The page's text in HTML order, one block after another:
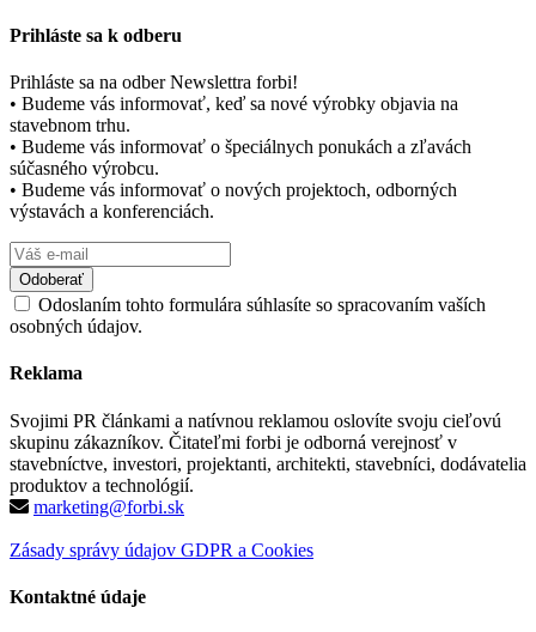
Prihláste sa k odberu
Prihláste sa na odber Newslettra forbi!
• Budeme vás informovať, keď sa nové výrobky objavia na
stavebnom trhu.
• Budeme vás informovať o špeciálnych ponukách a zľavách
súčasného výrobcu.
• Budeme vás informovať o nových projektoch, odborných
výstavách a konferenciách.
Odoslaním tohto formulára súhlasíte so spracovaním vaších
osobných údajov.
Reklama
Svojimi PR článkami a natívnou reklamou oslovíte svoju cieľovú
skupinu zákazníkov. Čitateľmi forbi je odborná verejnosť v
stavebníctve, investori, projektanti, architekti, stavebníci, dodávatelia
produktov a technológií.
marketing@forbi.sk
Zásady správy údajov GDPR a Cookies
Kontaktné údaje